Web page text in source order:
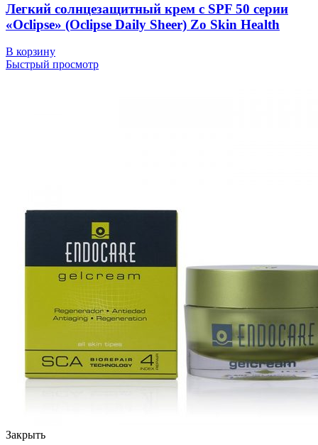
Легкий солнцезащитный крем с SPF 50 серии
«Oclipse» (Oclipse Daily Sheer) Zo Skin Health
В корзину
Быстрый просмотр
Закрыть